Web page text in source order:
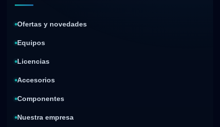
Ofertas y novedades
Equipos
Licencias
Accesorios
Componentes
Nuestra empresa